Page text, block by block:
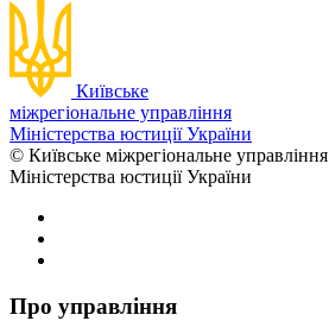
Київське
міжрегіональне управління
Міністерства юстиції України
© Київське міжрегіональне управління
Міністерства юстиції України
Про управління